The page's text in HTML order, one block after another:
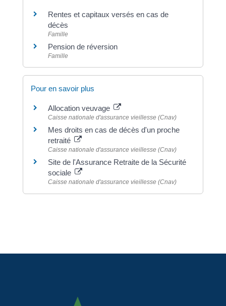
Rentes et capitaux versés en cas de
décès
Famille
Pension de réversion
Famille
Pour en savoir plus
Allocation veuvage
Caisse nationale d'assurance vieillesse (Cnav)
Mes droits en cas de décès d'un proche
retraité
Caisse nationale d'assurance vieillesse (Cnav)
Site de l'Assurance Retraite de la Sécurité
sociale
Caisse nationale d'assurance vieillesse (Cnav)